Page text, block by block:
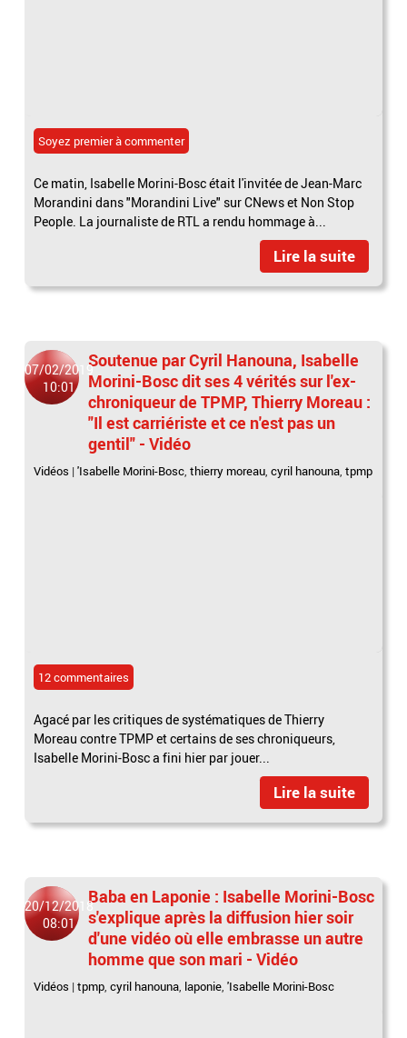
Soyez premier à commenter
Ce matin, Isabelle Morini-Bosc était l'invitée de Jean-Marc
Morandini dans "Morandini Live" sur CNews et Non Stop
People. La journaliste de RTL a rendu hommage à...
Lire la suite
07/02/2019
10:01
Soutenue par Cyril Hanouna, Isabelle
Morini-Bosc dit ses 4 vérités sur l'ex-
chroniqueur de TPMP, Thierry Moreau :
"Il est carriériste et ce n'est pas un
gentil" - Vidéo
Vidéos |'Isabelle Morini-Bosc,thierry moreau,cyril hanouna,tpmp
12 commentaires
Agacé par les critiques de systématiques de Thierry
Moreau contre TPMP et certains de ses chroniqueurs,
Isabelle Morini-Bosc a fini hier par jouer...
Lire la suite
20/12/2018
08:01
Baba en Laponie : Isabelle Morini-Bosc
s'explique après la diffusion hier soir
d'une vidéo où elle embrasse un autre
homme que son mari - Vidéo
Vidéos |tpmp ,cyril hanouna laponie ,'Isabelle Morini-Bosc